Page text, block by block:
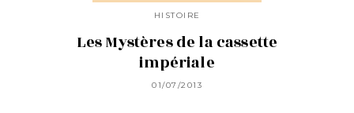
HISTOIRE
Les Mystères de la cassette
impériale
01/07/2013